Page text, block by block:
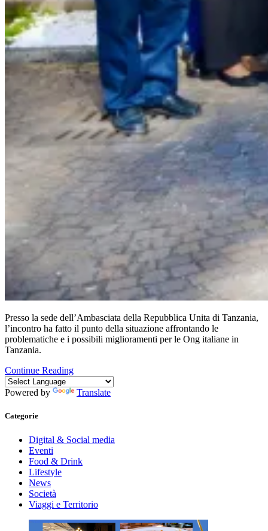
Presso la sede dell’Ambasciata della Repubblica Unita di Tanzania,
l’incontro ha fatto il punto della situazione affrontando le
problematiche e i possibili miglioramenti per le Ong italiane in
Tanzania.
Continue Reading
Powered by Translate
Categorie
Digital & Social media
Eventi
Food & Drink
Lifestyle
News
Società
Viaggi e Territorio